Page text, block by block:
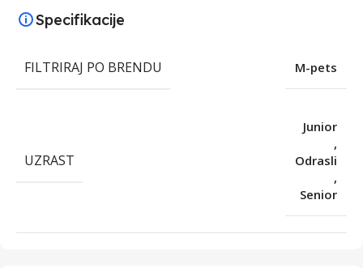
Specifikacije
FILTRIRAJ PO BRENDU M-pets
UZRAST
Junior
,
Odrasli
,
Senior